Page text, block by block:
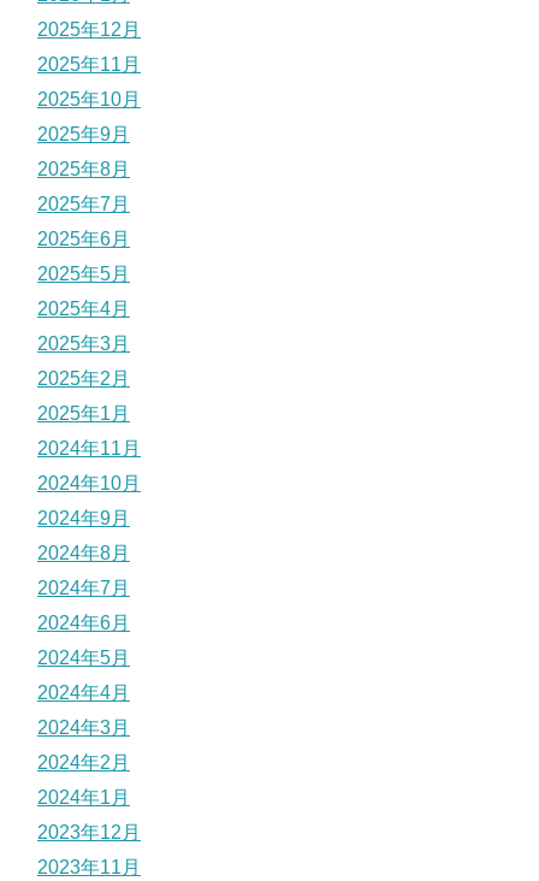
2025年12月
2025年11月
2025年10月
2025年9月
2025年8月
2025年7月
2025年6月
2025年5月
2025年4月
2025年3月
2025年2月
2025年1月
2024年11月
2024年10月
2024年9月
2024年8月
2024年7月
2024年6月
2024年5月
2024年4月
2024年3月
2024年2月
2024年1月
2023年12月
2023年11月